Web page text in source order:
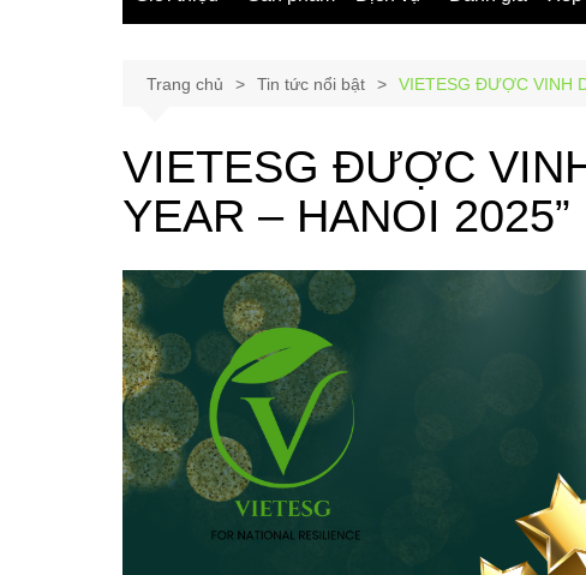
Trang chủ Tin tức nổi bật VIETESG ĐƯỢC VINH
VIETESG ĐƯỢC
YEAR – HANOI 2025”